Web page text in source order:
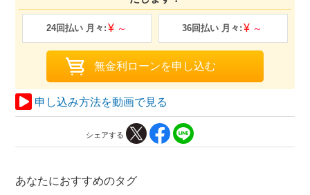
申し込み方法を動画で見る
シェアする
あなたにおすすめのタグ